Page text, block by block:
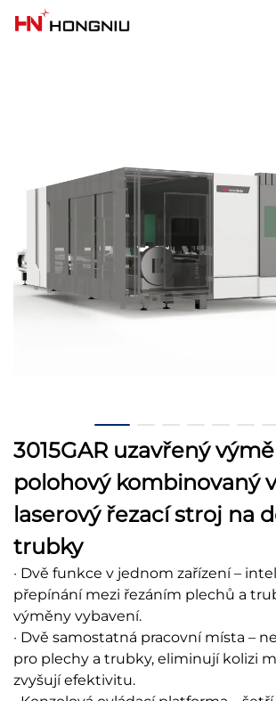
3015GAR uzavřený
polohový kombinovaný
laserový řezací stroj na
trubky
· Dvě funkce v jednom zařízení –
přepínání mezi řezáním plechů a
výměny vybavení.
· Dvě samostatná pracovní místa –
pro plechy a trubky, eliminují kolizi
zvyšují efektivitu.